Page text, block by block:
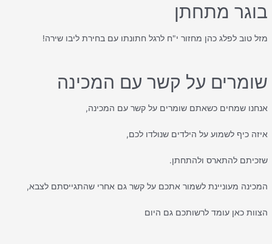
בוגר מתחתן
מזל טוב לפלג כהן מחזור י"ח לרגל חתונתו עם בחירת ליבו שירה!
שומרים על קשר עם המכינה
אנחנו שמחים כשאתם שומרים על קשר עם המכינה,
איזה כיף לשמוע על הילדים שנולדו לכם,
שזכיתם להתארס ולהתחתן.
המכינה מעוניינת לשמור אתכם על קשר גם אחרי שהתגייסתם לצבא,
הצוות כאן עומד לרשותכם גם היום